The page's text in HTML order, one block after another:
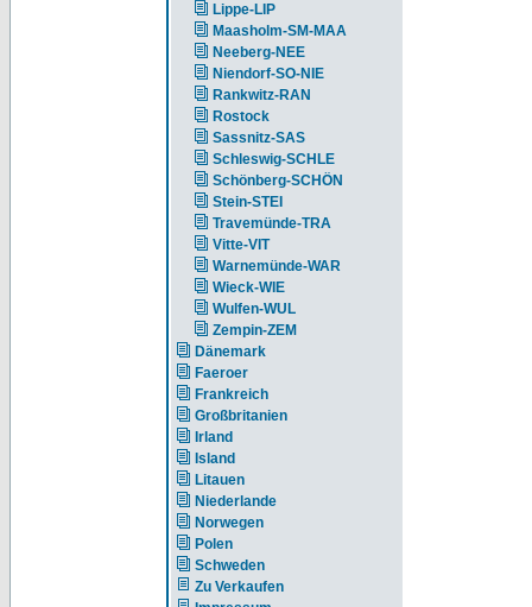
Lippe-LIP
Maasholm-SM-MAA
Neeberg-NEE
Niendorf-SO-NIE
Rankwitz-RAN
Rostock
Sassnitz-SAS
Schleswig-SCHLE
Schönberg-SCHÖN
Stein-STEI
Travemünde-TRA
Vitte-VIT
Warnemünde-WAR
Wieck-WIE
Wulfen-WUL
Zempin-ZEM
Dänemark
Faeroer
Frankreich
Großbritanien
Irland
Island
Litauen
Niederlande
Norwegen
Polen
Schweden
Zu Verkaufen